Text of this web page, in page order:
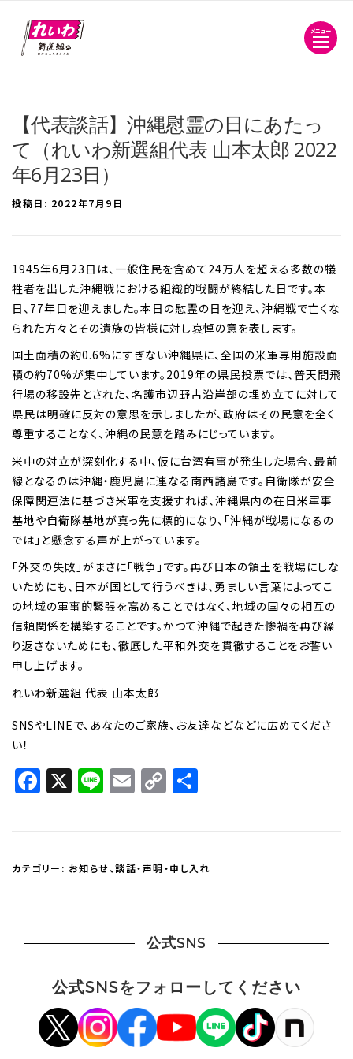
メニュー
【代表談話】沖縄慰霊の日にあたっ
て（れいわ新選組代表 山本太郎 2022
年6月23日）
投稿日: 2022年7月9日
1945年6月23日は、一般住民を含めて24万人を超える多数の犠
牲者を出した沖縄戦における組織的戦闘が終結した日です。本
日、77年目を迎えました。本日の慰霊の日を迎え、沖縄戦で亡くな
られた方々とその遺族の皆様に対し哀悼の意を表します。
国土面積の約0.6%にすぎない沖縄県に、全国の米軍専用施設面
積の約70%が集中しています。2019年の県民投票では、普天間飛
行場の移設先とされた、名護市辺野古沿岸部の埋め立てに対して
県民は明確に反対の意思を示しましたが、政府はその民意を全く
尊重することなく、沖縄の民意を踏みにじっています。
米中の対立が深刻化する中、仮に台湾有事が発生した場合、最前
線となるのは沖縄・鹿児島に連なる南西諸島です。自衛隊が安全
保障関連法に基づき米軍を支援すれば、沖縄県内の在日米軍事
基地や自衛隊基地が真っ先に標的になり、「沖縄が戦場になるの
では」と懸念する声が上がっています。
「外交の失敗」がまさに「戦争」です。再び日本の領土を戦場にしな
いためにも、日本が国として行うべきは、勇ましい言葉によってこ
の地域の軍事的緊張を高めることではなく、地域の国々の相互の
信頼関係を構築することです。かつて沖縄で起きた惨禍を再び繰
り返さないためにも、徹底した平和外交を貫徹することをお誓い
申し上げます。
れいわ新選組 代表 山本太郎
SNSやLINEで、あなたのご家族、お友達などなどに広めてくださ
い！
Facebook
X LineEmail
Copy
Link
カテゴリー: お知らせ、談話・声明・申し入れ
公式SNS
公式SNSをフォローしてください